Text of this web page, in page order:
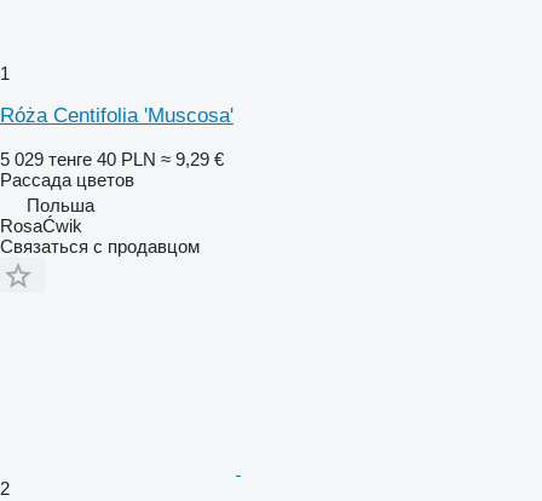
1
Róża Centifolia 'Muscosa'
5 029 тенге 40 PLN ≈ 9,29 €
Рассада цветов
Польша
RosaĆwik
Связаться с продавцом
2